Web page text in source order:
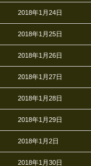
2018年1月24日
2018年1月25日
2018年1月26日
2018年1月27日
2018年1月28日
2018年1月29日
2018年1月2日
2018年1月30日